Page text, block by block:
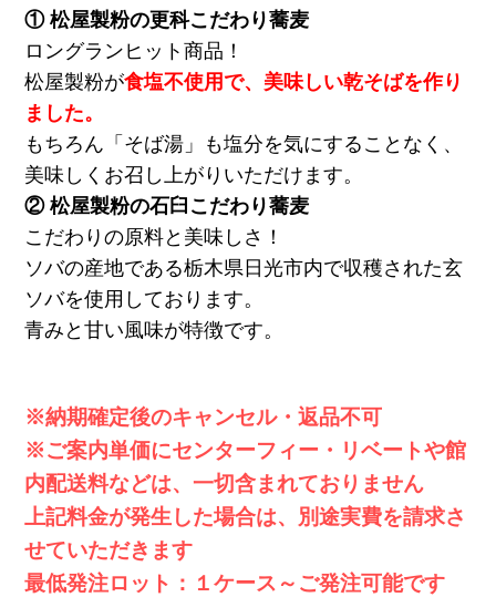
① 松屋製粉の更科こだわり蕎麦
ロングランヒット商品！
松屋製粉が食塩不使用で、美味しい乾そばを作り
ました。
もちろん「そば湯」も塩分を気にすることなく、
美味しくお召し上がりいただけます。
② 松屋製粉の石臼こだわり蕎麦
こだわりの原料と美味しさ！
ソバの産地である栃木県日光市内で収穫された玄
ソバを使用しております。
青みと甘い風味が特徴です。
※納期確定後のキャンセル・返品不可
※ご案内単価にセンターフィー・リベートや館
内配送料などは、一切含まれておりません
上記料金が発生した場合は、別途実費を請求さ
せていただきます
最低発注ロット：１ケース～ご発注可能です